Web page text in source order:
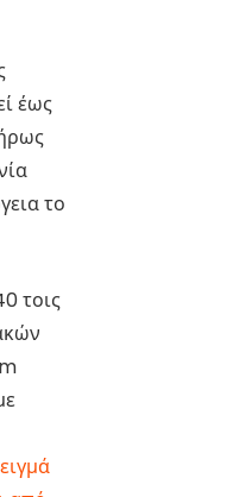
έως
το
τοις